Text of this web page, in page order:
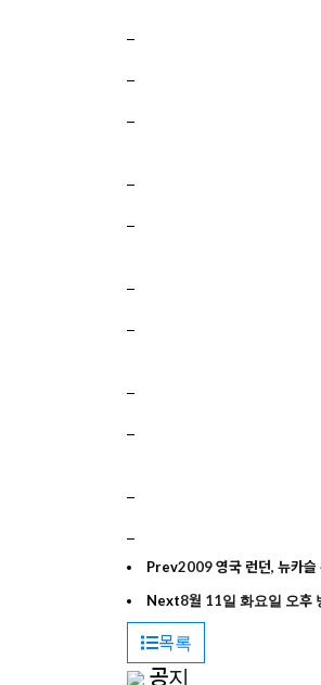
Prev2009 영국 런던, 뉴카슬
Next8월 11일 화요일 오후
목록
공지